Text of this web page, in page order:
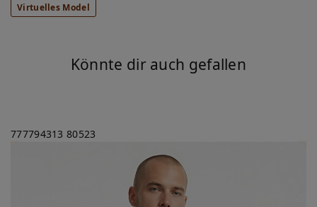
Virtuelles Model
Könnte dir auch gefallen
777794313 80523